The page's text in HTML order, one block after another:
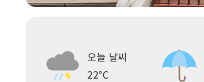
오늘 날씨
22°C